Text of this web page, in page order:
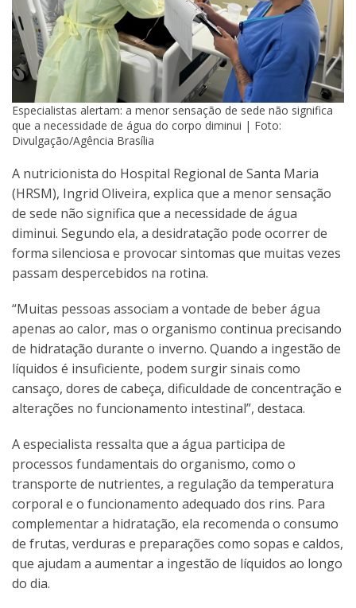
Especialistas alertam: a menor sensação de sede não significa
que a necessidade de água do corpo diminui | Foto:
Divulgação/Agência Brasília
A nutricionista do Hospital Regional de Santa Maria
(HRSM), Ingrid Oliveira, explica que a menor sensação
de sede não significa que a necessidade de água
diminui. Segundo ela, a desidratação pode ocorrer de
forma silenciosa e provocar sintomas que muitas vezes
passam despercebidos na rotina.
“Muitas pessoas associam a vontade de beber água
apenas ao calor, mas o organismo continua precisando
de hidratação durante o inverno. Quando a ingestão de
líquidos é insuficiente, podem surgir sinais como
cansaço, dores de cabeça, dificuldade de concentração e
alterações no funcionamento intestinal”, destaca.
A especialista ressalta que a água participa de
processos fundamentais do organismo, como o
transporte de nutrientes, a regulação da temperatura
corporal e o funcionamento adequado dos rins. Para
complementar a hidratação, ela recomenda o consumo
de frutas, verduras e preparações como sopas e caldos,
que ajudam a aumentar a ingestão de líquidos ao longo
do dia.